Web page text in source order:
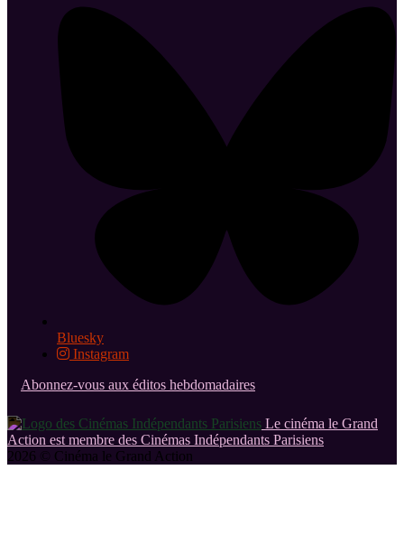
Bluesky
Instagram
Abonnez-vous aux éditos hebdomadaires
Le cinéma le Grand
Action est membre des Cinémas Indépendants Parisiens
2026 © Cinéma le Grand Action